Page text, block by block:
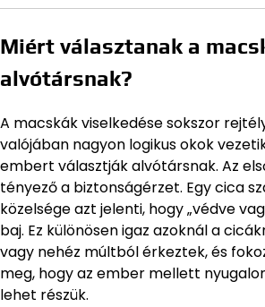
Miért választanak a
alvótársnak?
A macskák viselkedése sokszor
valójában nagyon logikus okok
embert választják alvótársnak. Az
tényező a biztonságérzet. Egy cica
közelsége azt jelenti, hogy „védve
baj. Ez különösen igaz azoknál a
vagy nehéz múltból érkeztek, és
meg, hogy az ember mellett
lehet részük.